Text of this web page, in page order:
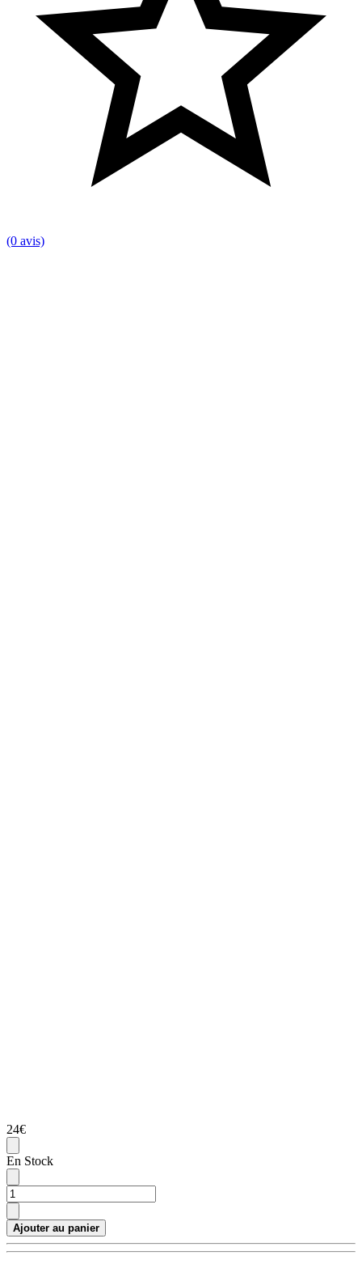
(0 avis)
24€
En Stock
Ajouter au panier